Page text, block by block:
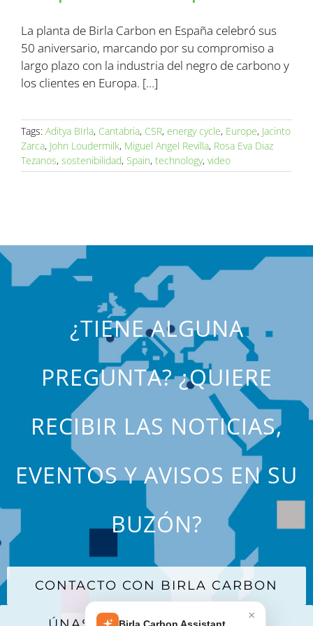
La planta de Birla Carbon en España celebró sus
50 aniversario, marcando por su compromiso a
largo plazo con la industria del negro de carbono y
los clientes en Europa. […]
Tags: Aditya BIrla, Cantabria, CSR, energy cycle, Europe, Jacinto
Zarca, John Loudermilk, Miguel Angel Revilla, Rosa Eva Diaz
Tezanos, sostenibilidad, Spain, technology, video
¿TIENE ALGUNA
PREGUNTA? ¿QUIERE
RECIBIR LAS NOTICIAS,
EVENTOS Y AVISOS EN SU
BUZÓN?
CONTACTO CON BIRLA CARBON
×
Birla Carbon Assistant